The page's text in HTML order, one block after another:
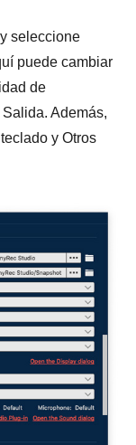
seleccione
puede cambiar
de
Además,
y Otros